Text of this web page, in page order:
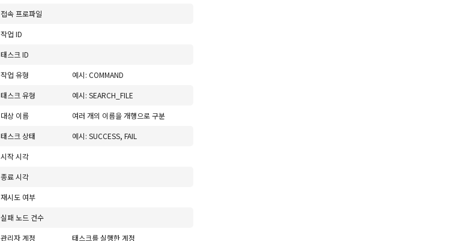
접속 프로파일
작업 ID
태스크 ID
작업 유형
예시: COMMAND
태스크 유형
예시: SEARCH_FILE
대상 이름
여러 개의 이름을 개행으로 구분
태스크 상태
예시: SUCCESS, FAIL
시작 시각
종료 시각
재시도 여부
실패 노드 건수
관리자 계정 태스크를 실행한 계정